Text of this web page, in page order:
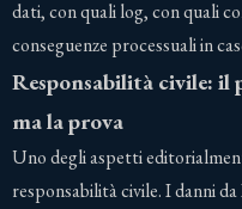
dati, con quali log, con quali
conseguenze processuali in
Responsabilità civile: il
ma la prova
Uno degli aspetti
responsabilità civile. I danni